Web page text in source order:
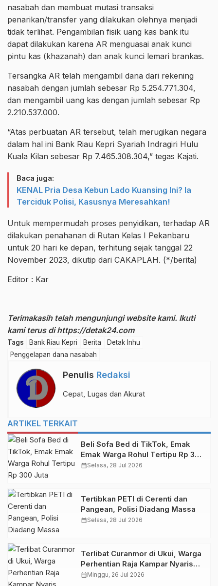
nasabah dan membuat mutasi transaksi
penarikan/transfer yang dilakukan olehnya menjadi
tidak terlihat. Pengambilan fisik uang kas bank itu
dapat dilakukan karena AR menguasai anak kunci
pintu kas (khazanah) dan anak kunci lemari brankas.
Tersangka AR telah mengambil dana dari rekening
nasabah dengan jumlah sebesar Rp 5.254.771.304,
dan mengambil uang kas dengan jumlah sebesar Rp
2.210.537.000.
“Atas perbuatan AR tersebut, telah merugikan negara
dalam hal ini Bank Riau Kepri Syariah Indragiri Hulu
Kuala Kilan sebesar Rp 7.465.308.304,” tegas Kajati.
Baca juga:
KENAL Pria Desa Kebun Lado Kuansing Ini? Ia
Terciduk Polisi, Kasusnya Meresahkan!
Untuk mempermudah proses penyidikan, terhadap AR
dilakukan penahanan di Rutan Kelas I Pekanbaru
untuk 20 hari ke depan, terhitung sejak tanggal 22
November 2023, dikutip dari CAKAPLAH. (*/berita)
Editor : Kar
Terimakasih telah mengunjungi website kami. Ikuti
kami terus dihttps://detak24.com
Tags Bank Riau Kepri Berita
Detak Inhu
Penggelapan dana nasabah
Penulis Redaksi
Cepat, Lugas dan Akurat
ARTIKEL TERKAIT
Beli Sofa Bed di TikTok, Emak
Emak Warga Rohul Tertipu Rp 300
Juta
calendar_monthSelasa, 28 Jul 2026
Tertibkan PETI di Cerenti dan
Pangean, Polisi Diadang Massa
calendar_monthSelasa, 28 Jul 2026
Terlibat Curanmor di Ukui, Warga
Perhentian Raja Kampar Nyaris
Dihakimi Massa
calendar_monthMinggu, 26 Jul 2026